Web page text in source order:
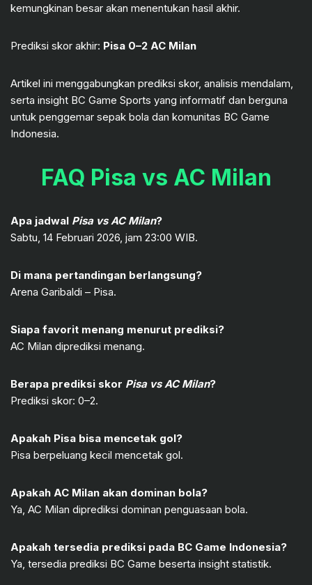
kemungkinan besar akan menentukan hasil akhir.
Prediksi skor akhir: Pisa 0–2 AC Milan
Artikel ini menggabungkan prediksi skor, analisis mendalam,
serta insight BC Game Sports yang informatif dan berguna
untuk penggemar sepak bola dan komunitas BC Game
Indonesia.
FAQ Pisa vs AC Milan
Apa jadwal Pisa vs AC Milan?
Sabtu, 14 Februari 2026, jam 23:00 WIB.
Di mana pertandingan berlangsung?
Arena Garibaldi – Pisa.
Siapa favorit menang menurut prediksi?
AC Milan diprediksi menang.
Berapa prediksi skor Pisa vs AC Milan?
Prediksi skor: 0–2.
Apakah Pisa bisa mencetak gol?
Pisa berpeluang kecil mencetak gol.
Apakah AC Milan akan dominan bola?
Ya, AC Milan diprediksi dominan penguasaan bola.
Apakah tersedia prediksi pada BC Game Indonesia?
Ya, tersedia prediksi BC Game beserta insight statistik.